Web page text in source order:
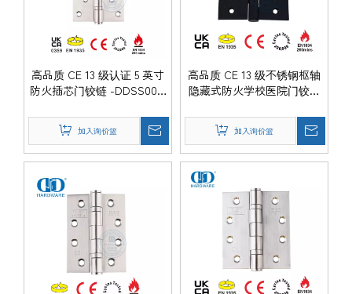
高品质 CE 13 级认证 5 英寸
防火插芯门铰链 -DDSS001-
加入询价篮
高品质 CE 13 级不锈钢枢轴
隐藏式防火学校医院门铰链
加入询价篮